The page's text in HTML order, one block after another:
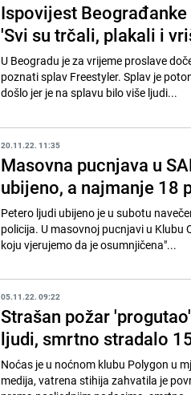
Ispovijest
'Svi su trčali, plakali i
U Beogradu je za vrijeme proslave
poznati splav Freestyler. Splav je
došlo jer je na splavu bilo više ljudi...
20.11.22. 11:35
Masovna pucnjava u
ubijeno, a najmanje 18
Petero ljudi ubijeno je u subotu
policija. U masovnoj pucnjavi u Klubu Q povrijeđeno je još 18 osoba. "Unutra su locirali jednu osobu za
koju vjerujemo da je osumnjičena"...
05.11.22. 09:22
Strašan požar
ljudi, smrtno stradalo
Noćas je u noćnom klubu Polygon u mjestu
medija, vatrena stihija zahvatila je